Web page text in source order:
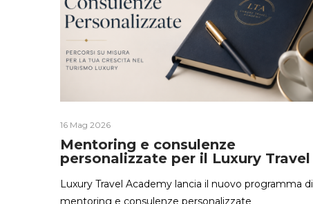
16 Mag 2026
Mentoring e consulenze
personalizzate per il Luxury Travel
Luxury Travel Academy lancia il nuovo programma di